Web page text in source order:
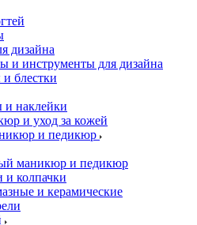
дизайна
и инструменты для дизайна
блестки
и наклейки
и уход за кожей
и педикюр
маникюр и педикюр
и колпачки
и керамические